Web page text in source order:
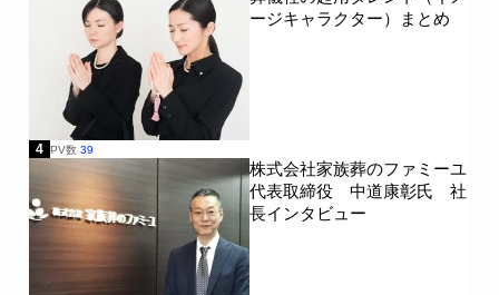
ージキャラクター）まとめ
4 PV数 39
株式会社家族葬のファミーユ
代表取締役 中道康彰氏 社
長インタビュー